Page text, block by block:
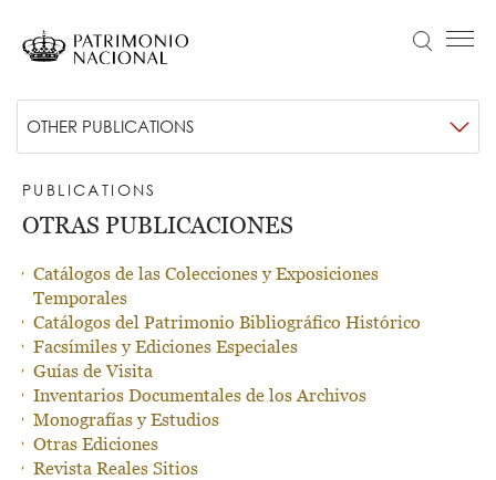
main
Idiomas
disponibles
Navegación
principal
NEWS
COLLECTION
ABOUT US
TRANSPARENCIA
TICKETS
Search
Submenú
-
Publicaciones
OTHER PUBLICATIONS
PUBLICATIONS
OTRAS PUBLICACIONES
Catálogos de las Colecciones y Exposiciones
Temporales
Catálogos del Patrimonio Bibliográfico Histórico
Facsímiles y Ediciones Especiales
Guías de Visita
Inventarios Documentales de los Archivos
Monografías y Estudios
Otras Ediciones
Revista Reales Sitios